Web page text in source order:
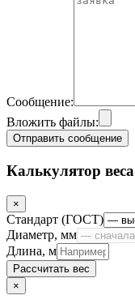
Сообщение:
Вложить файлы:
Отправить сообщение
Калькулятор
×
Стандарт (ГОСТ)
Диаметр, мм
Длина, м
Рассчитать вес
×